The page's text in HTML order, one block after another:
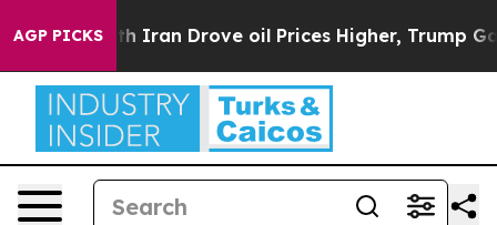
AGP PICKS
war With Iran Drove oil Prices Higher, Trump